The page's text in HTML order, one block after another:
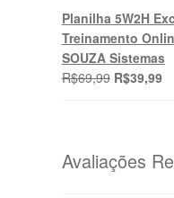
original
era:
R$69,99.
é:
Planilha 5W2H
Treinamento
SOUZA Sistemas
R$69,99 O
R$69,99.
R$39,99O
Avaliações